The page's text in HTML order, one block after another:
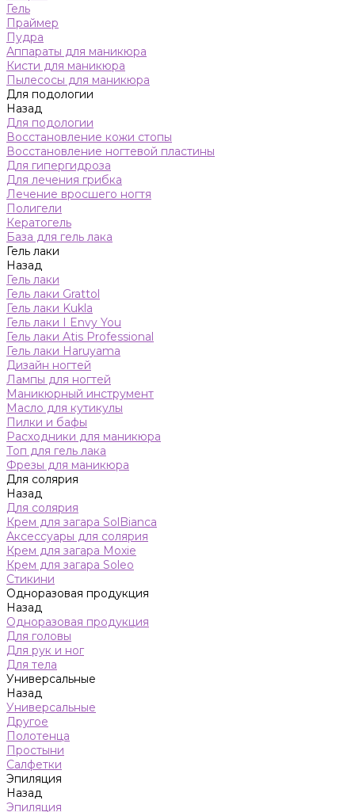
Гель
Праймер
Пудра
Аппараты для маникюра
Кисти для маникюра
Пылесосы для маникюра
Для подологии
Назад
Для подологии
Восстановление кожи стопы
Восстановление ногтевой пластины
Для гипергидроза
Для лечения грибка
Лечение вросшего ногтя
Полигели
Кератогель
База для гель лака
Гель лаки
Назад
Гель лаки
Гель лаки Grattol
Гель лаки Kukla
Гель лаки I Envy You
Гель лаки Atis Professional
Гель лаки Haruyama
Дизайн ногтей
Лампы для ногтей
Маникюрный инструмент
Масло для кутикулы
Пилки и бафы
Расходники для маникюра
Топ для гель лака
Фрезы для маникюра
Для солярия
Назад
Для солярия
Крем для загара SolBianca
Аксессуары для солярия
Крем для загара Moxie
Крем для загара Soleo
Стикини
Одноразовая продукция
Назад
Одноразовая продукция
Для головы
Для рук и ног
Для тела
Универсальные
Назад
Универсальные
Другое
Полотенца
Простыни
Салфетки
Эпиляция
Назад
Эпиляция